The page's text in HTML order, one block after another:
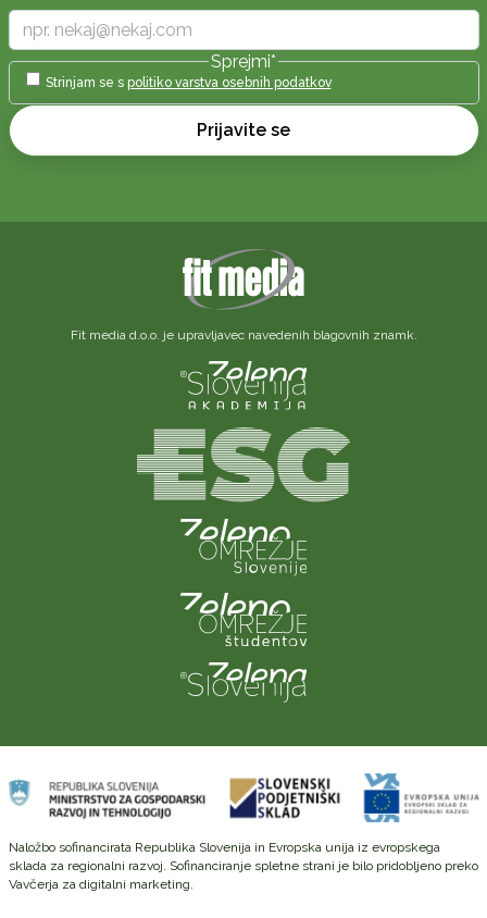
Sprejmi*
Strinjam se s politiko varstva osebnih podatkov
Prijavite se
Fit media d.o.o. je upravljavec navedenih blagovnih znamk.
Naložbo sofinancirata Republika Slovenija in Evropska unija iz evropskega
sklada za regionalni razvoj. Sofinanciranje spletne strani je bilo pridobljeno preko
Vavčerja za digitalni marketing.